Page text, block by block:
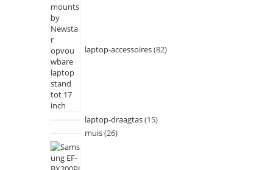
laptop-accessoires 82
laptop-draagtas 15
muis 26